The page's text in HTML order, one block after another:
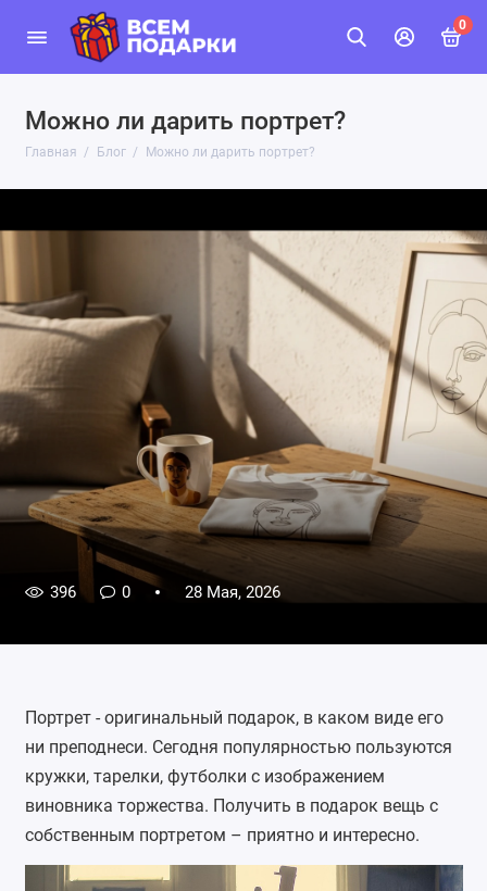
0
Можно ли дарить портрет?
Главная Блог Можно ли дарить портрет?
396 0 28 Мая, 2026
Портрет- оригинальный подарок, в каком виде его
ни преподнеси. Сегодня популярностью пользуются
кружки, тарелки, футболки с изображением
виновника торжества. Получить в подарок вещь с
собственным портретом – приятно и интересно.